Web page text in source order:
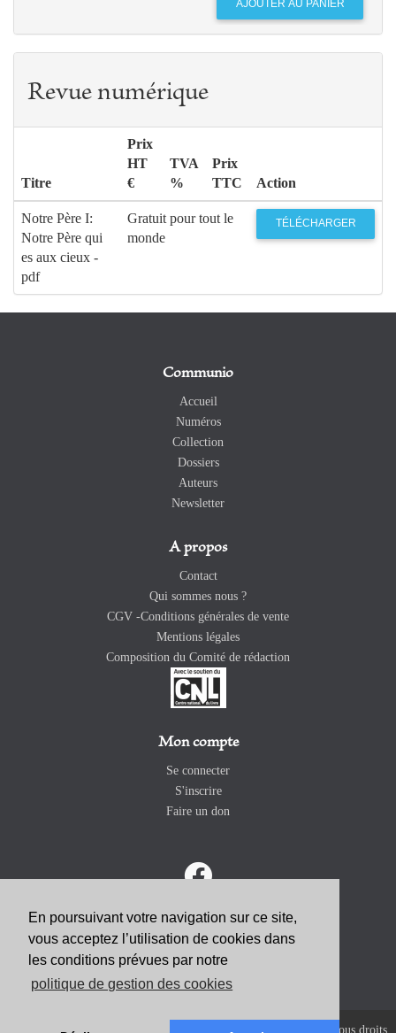
En poursuivant votre navigation sur ce site,
vous acceptez l’utilisation de cookies dans
les conditions prévues par notre
politique de gestion des cookies
Revue numérique
Titre
Prix
HT
€
TVA
%
Prix
TTC
Action
Notre Père I:
Notre Père qui
es aux cieux -
pdf
Gratuit pour tout le
monde
TÉLÉCHARGER
Communio
Accueil
Numéros
Collection
Dossiers
Auteurs
Newsletter
A propos
Contact
Qui sommes nous ?
CGV -Conditions générales de vente
Mentions légales
Composition du Comité de rédaction
Mon compte
Se connecter
S'inscrire
Faire un don
ABONNEZ-VOUS
Copyright 2026 Revue Catholique Internationale COMMUNIO. Tous droits